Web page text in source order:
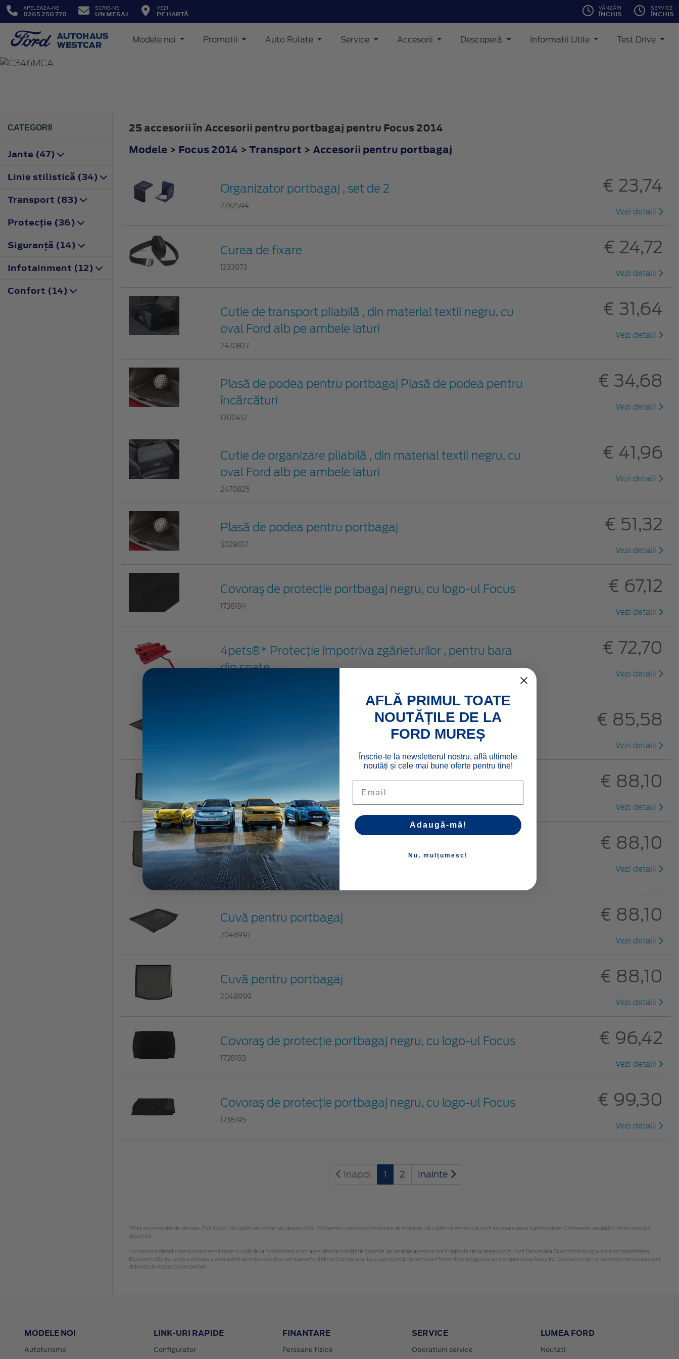
APELEAZA-NE
0265 250 770
SCRIE-NE
UN MESAJ
VEZI
PE HARTĂ
VÂNZĂRI
ÎNCHIS
SERVICE
ÎNCHIS
Modele noi Promotii Auto Rulate Service Accesorii Descoperă Informatii Utile Test Drive
FOCUS
CATEGORII
Jante (47)
Linie stilistică (34)
Transport (83)
Protecţie (36)
Siguranţă (14)
Infotainment (12)
Confort (14)
25 accesorii în Accesorii pentru portbagaj pentru Focus 2014
Modele > Focus 2014 > Transport > Accesorii pentru portbagaj
Organizator portbagaj , set de 2
2732594
€ 23,74
Vezi detalii
Curea de fixare
1233973
€ 24,72
Vezi detalii
Cutie de transport pliabilă , din material textil negru, cu
oval Ford alb pe ambele laturi
2470827
€ 31,64
Vezi detalii
Plasă de podea pentru portbagaj Plasă de podea pentru
încărcături
1300412
€ 34,68
Vezi detalii
Cutie de organizare pliabilă , din material textil negru, cu
oval Ford alb pe ambele laturi
2470825
€ 41,96
Vezi detalii
Plasă de podea pentru portbagaj
5028017
€ 51,32
Vezi detalii
Covoraş de protecţie portbagaj negru, cu logo-ul Focus
1738194
€ 67,12
Vezi detalii
4pets®* Protecție împotriva zgârieturilor , pentru bara
din spate
€ 72,70
Vezi detalii
€ 85,58
Vezi detalii
Cuvă pentru portbagaj
2039791
€ 88,10
Vezi detalii
Cuvă pentru portbagaj Covoraş anti-alunecare pentru
portbagaj
2039792
€ 88,10
Vezi detalii
Cuvă pentru portbagaj
2048997
€ 88,10
Vezi detalii
Cuvă pentru portbagaj
2048999
€ 88,10
Vezi detalii
Covoraş de protecţie portbagaj negru, cu logo-ul Focus
1738193
€ 96,42
Vezi detalii
Covoraş de protecţie portbagaj negru, cu logo-ul Focus
1738195
€ 99,30
Vezi detalii
Inapoi 1 2 Inainte
*Preţ recomandat de vânzare, TVA inclus. Vă rugăm să contactaţi dealerul dvs. Ford pentru costuri suplimentare de montare. Vă rugăm să rețineți că pot fi necesare piese suplimentare. Oferta este valabilă în limita stocului
disponibil.
*Accesoriile identificate sunt accesorii alese cu grijă de la furnizori terți și pot avea diferite condiții de garanție, iar detaliile acestora pot fi obținute de la dealerul dvs. Ford. Denumirea Bluetooth® și logourile sunt proprietatea
Bluetooth SIG, Inc. și orice utilizare a unor astfel de mărci de către compania Ford Motor Company se face sub licență. Denumirea iPhone/iPod și logourile sunt proprietatea Apple Inc. Celelalte mărci și denumiri comerciale sunt
deținute de respectivii proprietari
MODELE NOI
Autoturisme
LINK-URI RAPIDE
Configurator
FINANTARE
Persoane fizice
SERVICE
Operatiuni service
LUMEA FORD
Noutati
AFLĂ PRIMUL TOATE
NOUTĂȚILE DE LA
FORD MUREȘ
Înscrie-te la newsletterul nostru, află ultimele
noutăți și cele mai bune oferte pentru tine!
Adaugă-mă!
Nu, mulțumesc!